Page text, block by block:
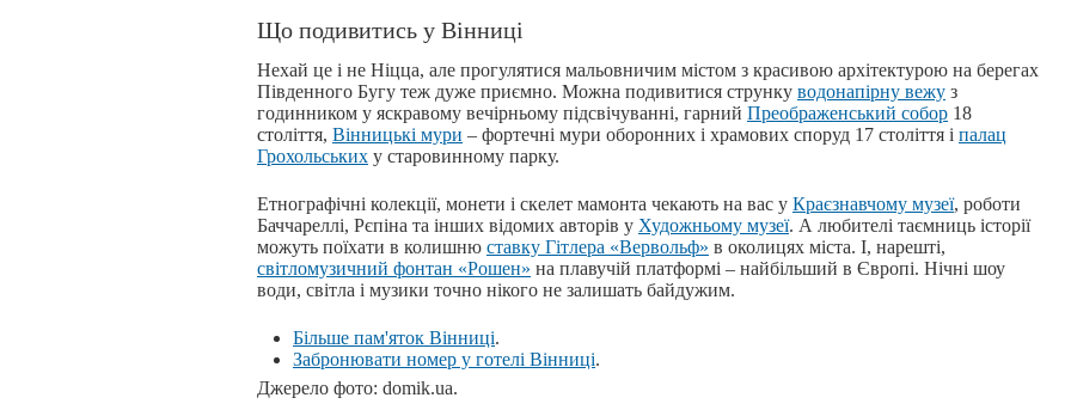
Що подивитись у Вінниці
Нехай це і не Ніцца, але прогулятися мальовничим містом з красивою архітектурою на берегах
Південного Бугу теж дуже приємно. Можна подивитися струнку водонапірну вежу з
годинником у яскравому вечірньому підсвічуванні, гарний Преображенський собор 18
століття, Вінницькі мури – фортечні мури оборонних і храмових споруд 17 століття і палац
Грохольських у старовинному парку.
Етнографічні колекції, монети і скелет мамонта чекають на вас у Краєзнавчому музеї, роботи
Баччареллі, Рєпіна та інших відомих авторів у Художньому музеї. А любителі таємниць історії
можуть поїхати в колишню ставку Гітлера «Вервольф» в околицях міста. І, нарешті,
світломузичний фонтан «Рошен» на плавучій платформі – найбільший в Європі. Нічні шоу
води, світла і музики точно нікого не залишать байдужим.
Більше пам'яток Вінниці.
Забронювати номер у готелі Вінниці.
Джерело фото: domik.ua.